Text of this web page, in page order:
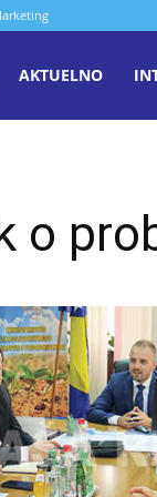
AKTUELNO
o